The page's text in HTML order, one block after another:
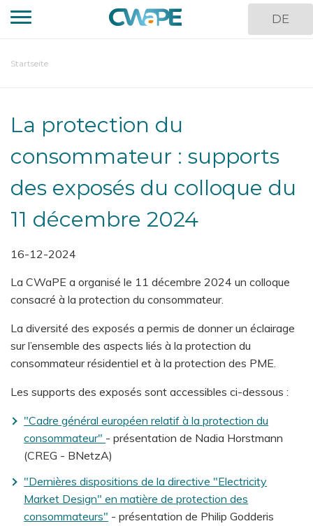
Direkt
zum
DE
You
Startseite
La protection du
consommateur : supports
des exposés du colloque du
11 décembre 2024
16-12-2024
La CWaPE a organisé le 11 décembre 2024 un colloque
consacré à la protection du consommateur.
La diversité des exposés a permis de donner un éclairage
sur l’ensemble des aspects liés à la protection du
consommateur résidentiel et à la protection des PME.
Les supports des exposés sont accessibles ci-dessous :
"Cadre général européen relatif à la protection du
consommateur" - présentation de Nadia Horstmann
(CREG - BNetzA)
"Dernières dispositions de la directive "Electricity
Market Design" en matière de protection des
consommateurs" - présentation de Philip Godderis